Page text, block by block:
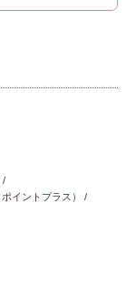
イントプラス）